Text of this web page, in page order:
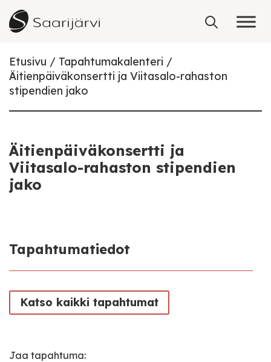
Skip to content
Etusivu
Tapahtumakalenteri
Äitienpäiväkonsertti ja Viitasalo-rahaston
stipendien jako
Äitienpäiväkonsertti ja
Viitasalo-rahaston stipendien
jako
Tapahtumatiedot
Katso kaikki tapahtumat
Jaa tapahtuma: